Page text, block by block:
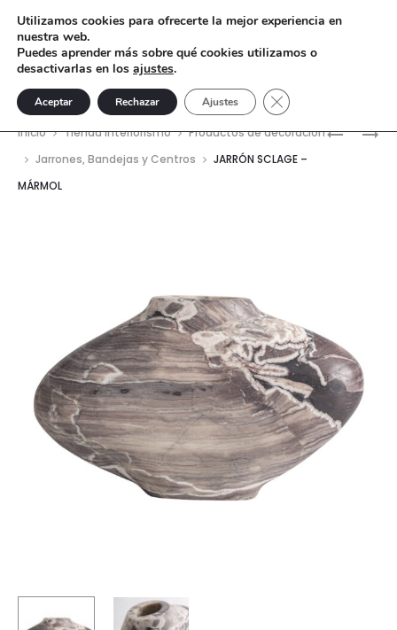
JARRÓN
JARRÓN
Inicio Tienda interiorismo
Productos de decoración
Jarrones, Bandejas y Centros
JARRÓN SCLAGE –
MÁRMOL
Utilizamos cookies para ofrecerte la mejor experiencia en
nuestra web.
Puedes aprender más sobre qué cookies utilizamos o
desactivarlas en los ajustes.
Aceptar Rechazar Ajustes Cerrar el banner de